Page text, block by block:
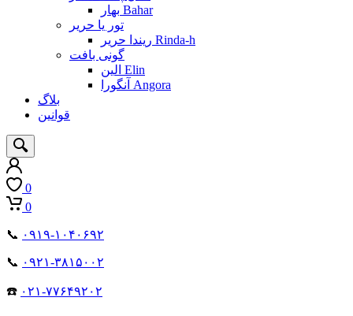
بهار Bahar
تور یا حریر
ریندا حریر Rinda-h
گونی بافت
الین Elin
آنگورا Angora
بلاگ
قوانین
0
0
📞 ۰۹۱۹-۱۰۴۰۶۹۲
📞 ۰۹۲۱-۳۸۱۵۰۰۲
☎️ ۰۲۱-۷۷۶۴۹۲۰۲